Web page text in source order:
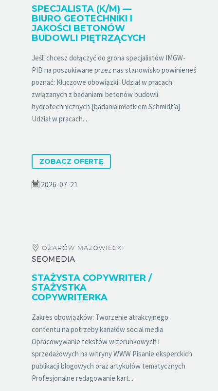
SPECJALISTA (K/M) —
BIURO GEOTECHNIKI I
JAKOŚCI BETONÓW
BUDOWLI PIĘTRZĄCYCH
Jeśli chcesz dołączyć do grona specjalistów IMGW-
PIB na poszukiwane przez nas stanowisko powinieneś
poznać: Kluczowe obowiązki: Udział w pracach
związanych z badaniami betonów budowli
hydrotechnicznych [badania młotkiem Schmidt’a]
Udział w pracach...
ZOBACZ OFERTĘ
2026-07-21
OŻARÓW MAZOWIECKI
SEOMEDIA
STAŻYSTA COPYWRITER /
STAŻYSTKA
COPYWRITERKA
Zakres obowiązków: Tworzenie atrakcyjnego
contentu na potrzeby kanałów social media
Opracowywanie tekstów wizerunkowych i
sprzedażowych na witryny WWW Pisanie eksperckich
publikacji blogowych oraz artykułów tematycznych
Profesjonalne redagowanie kart...